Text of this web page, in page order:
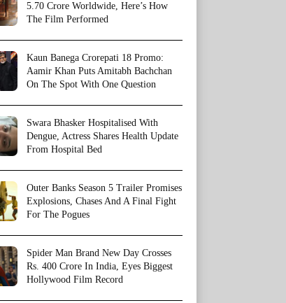
5.70 Crore Worldwide, Here’s How
The Film Performed
Kaun Banega Crorepati 18 Promo:
Aamir Khan Puts Amitabh Bachchan
On The Spot With One Question
Swara Bhasker Hospitalised With
Dengue, Actress Shares Health Update
From Hospital Bed
Outer Banks Season 5 Trailer Promises
Explosions, Chases And A Final Fight
For The Pogues
Spider Man Brand New Day Crosses
Rs. 400 Crore In India, Eyes Biggest
Hollywood Film Record